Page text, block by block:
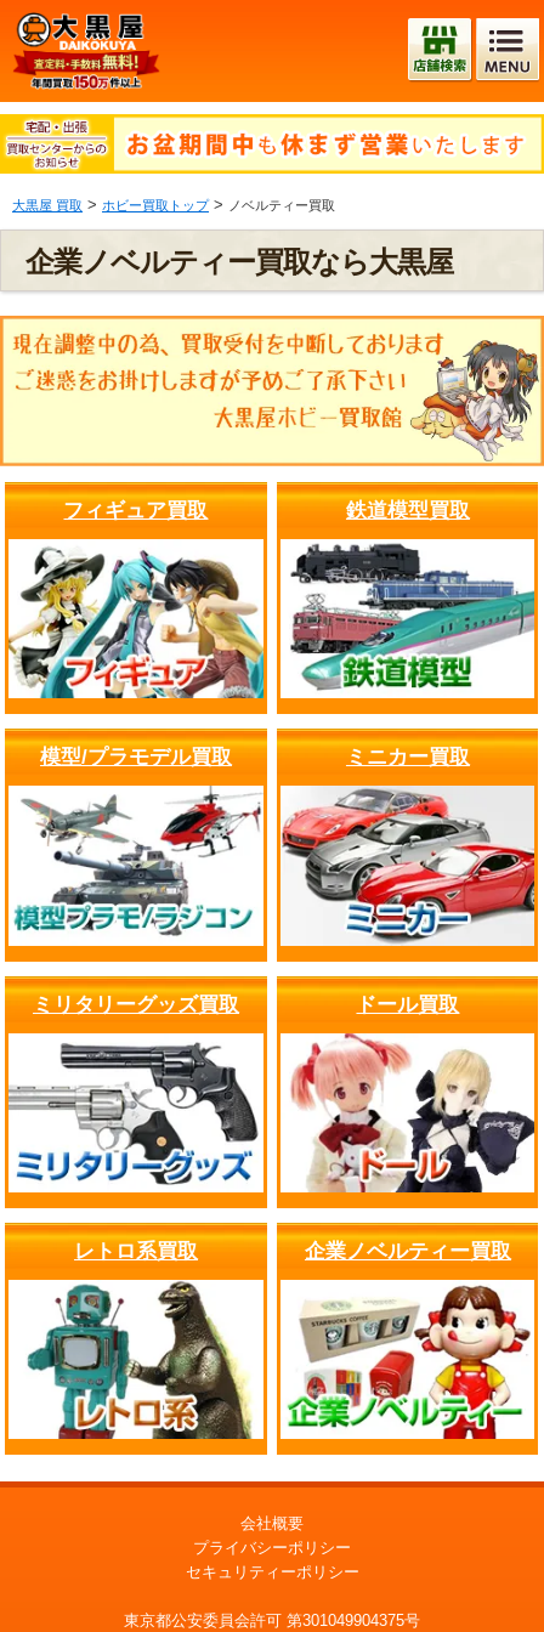
大黒屋 買取 > ホビー買取トップ> ノベルティー買取
企業ノベルティー買取なら大黒屋
フィギュア買取 鉄道模型買取
模型/プラモデル買取 ミニカー買取
ミリタリーグッズ買取 ドール買取
レトロ系買取 企業ノベルティー買取
会社概要
プライバシーポリシー
セキュリティーポリシー
東京都公安委員会許可 第301049904375号